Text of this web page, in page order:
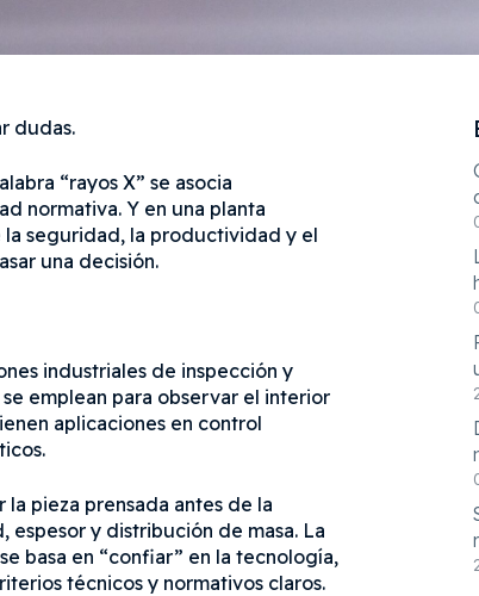
dudas.
“rayos X” se asocia
normativa. Y en una planta
seguridad, la productividad y el
una decisión.
industriales de inspección y
se emplean para observar el interior
aplicaciones en control
pieza prensada antes de la
y distribución de masa. La
basa en “confiar” en la tecnología,
técnicos y normativos claros.